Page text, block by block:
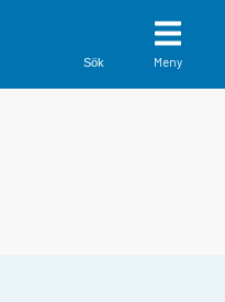
Sök Meny